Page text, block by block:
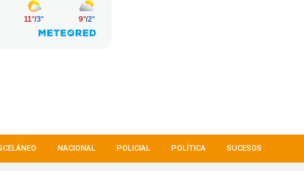
NACIONAL POLICIAL POLÍTICA SUCESOS